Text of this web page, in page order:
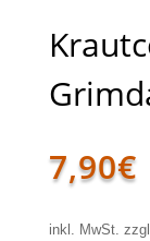
7,90€
inkl. MwSt.